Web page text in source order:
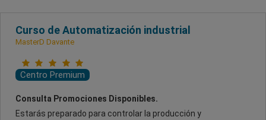
Curso de Automatización industrial
MasterD Davante
Centro Premium
Consulta Promociones Disponibles.
Estarás preparado para controlar la producción y